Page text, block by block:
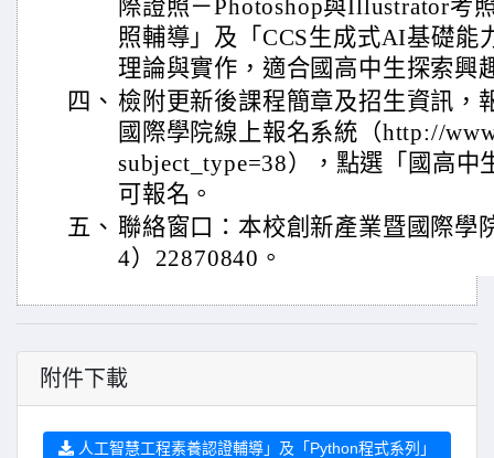
際證照－Photoshop與Illustrator考
照輔導」及「CCS生成式AI基礎能
理論與實作，適合國高中生探索興
四、 檢附更新後課程簡章及招生資訊，
國際學院線上報名系統（http://
subject_type=38），點選「國高中
可報名。
五、 聯絡窗口：本校創新產業暨國際學
4）22870840。
附件下載
人工智慧工程素養認證輔導」及「Python程式系列」